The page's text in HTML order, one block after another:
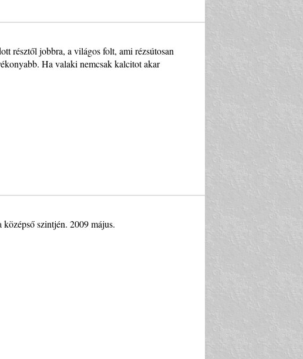
résztől jobbra, a világos folt, ami rézsútosan
Ha valaki nemcsak kalcitot akar
szintjén. 2009 május.